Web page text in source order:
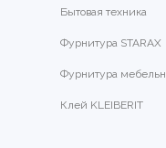
Бытовая техника
Фурнитура STARAX
Фурнитура
Клей KLEIBERIT